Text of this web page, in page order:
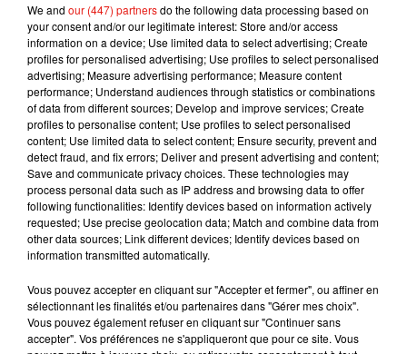
Publié : 29 mai 2017 à 15h39 par Ludo
pour mettre en scène sa vie privée et sa carrière
musicale. Pour ce surprenant changement de
look il a choisi un de ses derniers concerts dansla
ville de Mexico. Et il a tout prévu pour satisfaire
ses fans. Alors qu’il avait déjà chanté à peu près la
moitié de ses chansons Maluma a fait monter une
jeune femme sur scène et lui a donné un petit
baiser sur la bouche devant le public en délire.
Après l’avoir embrassé, le chanteur lui a demandé
ce qu’elle pensait de son nouveau look … et
forcément sous le charme la fan a déclaré qu’elle
adorait. C’est ce qu’on appelle parler sous la
Mundo Latino
We and our (447) partnersdo the following data processing based on
your consent and/or our legitimate interest: Store and/or access
information on a device; Use limited data to select advertising; Create
profiles for personalised advertising; Use profiles to select personalised
advertising; Measure advertising performance; Measure content
performance; Understand audiences through statistics or combinations
of data from different sources; Develop and improve services; Create
profiles to personalise content; Use profiles to select personalised
content; Use limited data to select content; Ensure security, prevent and
detect fraud, and fix errors; Deliver and present advertising and content;
Save and communicate privacy choices. These technologies may
process personal data such as IP address and browsing data to offer
following functionalities: Identify devices based on information actively
requested; Use precise geolocation data; Match and combine data from
other data sources; Link different devices; Identify devices based on
information transmitted automatically.
Vous pouvez accepter en cliquant sur "Accepter et fermer", ou affiner en
sélectionnant les finalités et/ou partenaires dans "Gérer mes choix".
Vous pouvez également refuser en cliquant sur "Continuer sans
accepter". Vos préférences ne s'appliqueront que pour ce site. Vous